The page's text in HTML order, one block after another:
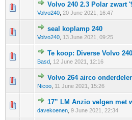
Volvo 240 2.3 Polar zwart
Volvo240 20 June 2021, 16:47
0 stem - 0 van 5
1 2345
seal koplamp 240
Volvo240 13 June 2021, 09:25
0 stem - 0 van 5
Te koop: Diverse Volvo
Basd 12 June 2021, 12:16
0 stem - 0 van 5
1234 5
Volvo 264 airco
Nicoo 11 June 2021, 15:26
0 stem - 0 van 5
12345
17” LM Anzio velgen met
davekoenen 9 June 2021, 22:34
0 stem - 0 van 5
12 345